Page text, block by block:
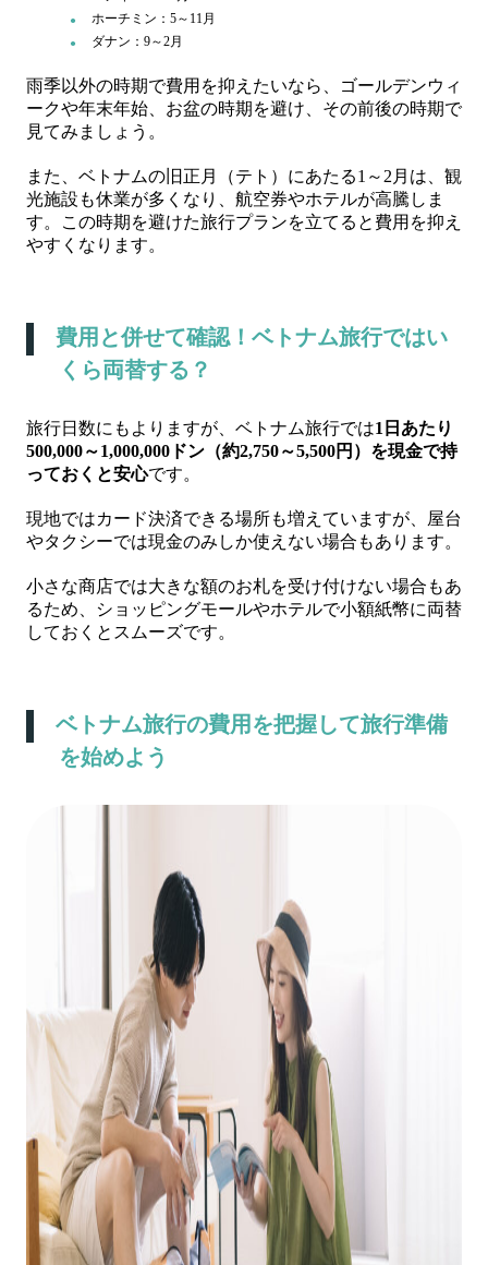
ホーチミン：5～11月
ダナン：9～2月
雨季以外の時期で費用を抑えたいなら、ゴールデンウィ
ークや年末年始、お盆の時期を避け、その前後の時期で
見てみましょう。
また、ベトナムの旧正月（テト）にあたる1～2月は、観
光施設も休業が多くなり、航空券やホテルが高騰しま
す。この時期を避けた旅行プランを立てると費用を抑え
やすくなります。
費用と併せて確認！ベトナム旅行ではい
くら両替する？
旅行日数にもよりますが、ベトナム旅行では1日あたり
500,000～1,000,000ドン（約2,750～5,500円）を現金で持
っておくと安心です。
現地ではカード決済できる場所も増えていますが、屋台
やタクシーでは現金のみしか使えない場合もあります。
小さな商店では大きな額のお札を受け付けない場合もあ
るため、ショッピングモールやホテルで小額紙幣に両替
しておくとスムーズです。
ベトナム旅行の費用を把握して旅行準備
を始めよう